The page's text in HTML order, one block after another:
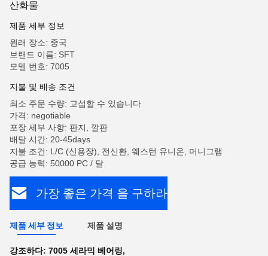
산화물
제품 세부 정보
원래 장소: 중국
브랜드 이름: SFT
모델 번호: 7005
지불 및 배송 조건
최소 주문 수량: 교섭할 수 있습니다
가격: negotiable
포장 세부 사항: 판지, 깔판
배달 시간: 20-45days
지불 조건: L/C (신용장), 전신환, 웨스턴 유니온, 머니그램
공급 능력: 50000 PC / 달
가장 좋은 가격 을 구하라
제품 세부 정보 제품 설명
강조하다: 7005 세라믹 베어링,